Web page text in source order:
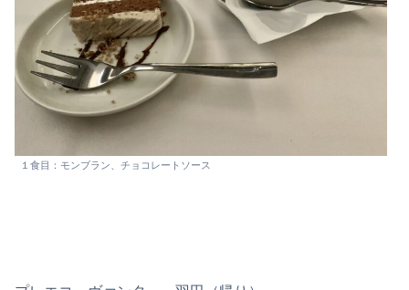
１食目：モンブラン、チョコレートソース